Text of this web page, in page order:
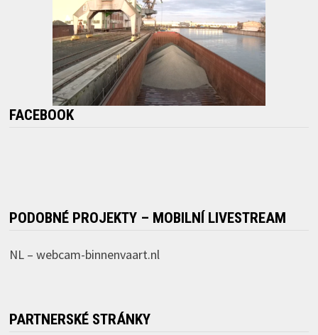
FACEBOOK
PODOBNÉ PROJEKTY – MOBILNÍ LIVESTREAM
NL – webcam-binnenvaart.nl
PARTNERSKÉ STRÁNKY